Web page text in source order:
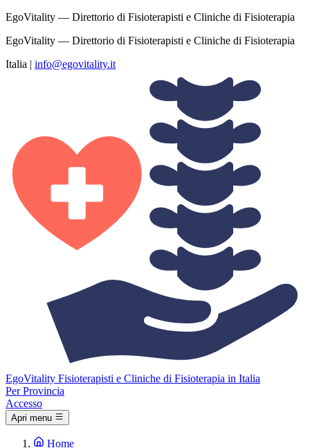
EgoVitality — Direttorio di Fisioterapisti e Cliniche di Fisioterapia
EgoVitality — Direttorio di Fisioterapisti e Cliniche di Fisioterapia
Italia | info@egovitality.it
EgoVitality Fisioterapisti e Cliniche di Fisioterapia in Italia
Per Provincia
Accesso
Apri menu
Home